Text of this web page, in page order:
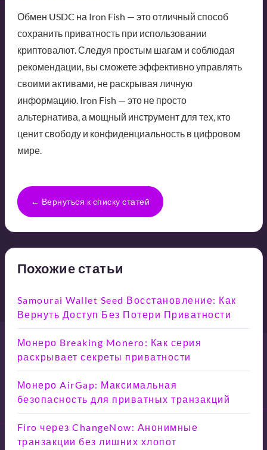
Обмен USDC на Iron Fish — это отличный способ
сохранить приватность при использовании
криптовалют. Следуя простым шагам и соблюдая
рекомендации, вы сможете эффективно управлять
своими активами, не раскрывая личную
информацию. Iron Fish — это не просто
альтернатива, а мощный инструмент для тех, кто
ценит свободу и конфиденциальность в цифровом
мире.
← Вернуться к списку статей
Похожие статьи
Samourai Wallet Seed Восстановление: Как
Вернуть Доступ Без Потери Приватности
Монеро Breaking Monero: Как серия
раскрывает секреты приватности
Монеро AirGap: Максимальная
безопасность для приватных транзакций
Firo через ChangeNow: Анонимные
транзакции без лишних хлопот